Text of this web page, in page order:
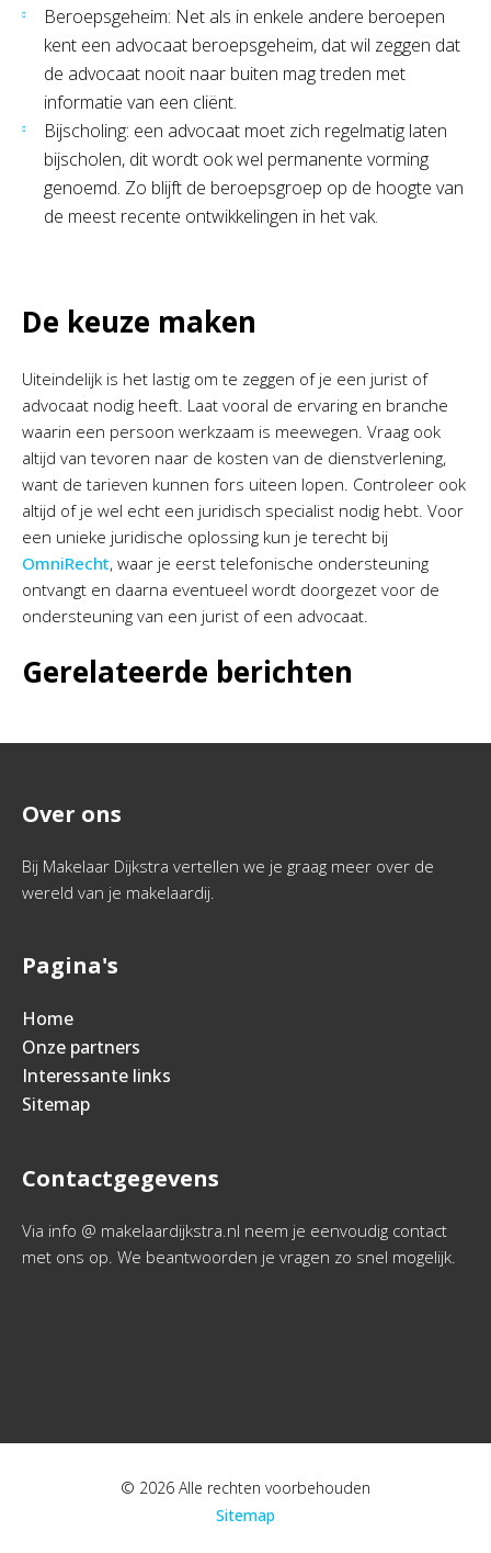
Beroepsgeheim: Net als in enkele andere beroepen
kent een advocaat beroepsgeheim, dat wil zeggen dat
de advocaat nooit naar buiten mag treden met
informatie van een cliënt.
Bijscholing: een advocaat moet zich regelmatig laten
bijscholen, dit wordt ook wel permanente vorming
genoemd. Zo blijft de beroepsgroep op de hoogte van
de meest recente ontwikkelingen in het vak.
De keuze maken
Uiteindelijk is het lastig om te zeggen of je een jurist of
advocaat nodig heeft. Laat vooral de ervaring en branche
waarin een persoon werkzaam is meewegen. Vraag ook
altijd van tevoren naar de kosten van de dienstverlening,
want de tarieven kunnen fors uiteen lopen. Controleer ook
altijd of je wel echt een juridisch specialist nodig hebt. Voor
een unieke juridische oplossing kun je terecht bij
OmniRecht, waar je eerst telefonische ondersteuning
ontvangt en daarna eventueel wordt doorgezet voor de
ondersteuning van een jurist of een advocaat.
Gerelateerde berichten
Over ons
Bij Makelaar Dijkstra vertellen we je graag meer over de
wereld van je makelaardij.
Pagina's
Home
Onze partners
Interessante links
Sitemap
Contactgegevens
Via info @ makelaardijkstra.nl neem je eenvoudig contact
met ons op. We beantwoorden je vragen zo snel mogelijk.
© 2026 Alle rechten voorbehouden
Sitemap